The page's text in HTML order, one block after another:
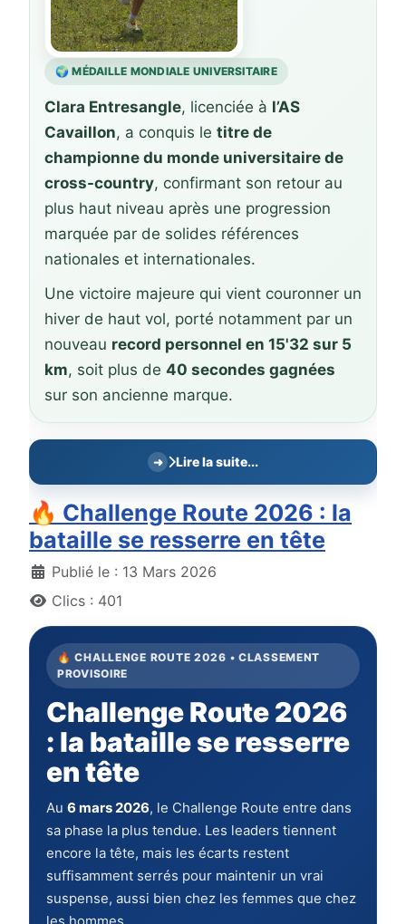
🌍 MÉDAILLE MONDIALE UNIVERSITAIRE
Clara Entresangle, licenciée à l’AS
Cavaillon, a conquis le titre de
championne du monde universitaire de
cross-country, confirmant son retour au
plus haut niveau après une progression
marquée par de solides références
nationales et internationales.
Une victoire majeure qui vient couronner un
hiver de haut vol, porté notamment par un
nouveau record personnel en 15'32 sur 5
km, soit plus de 40 secondes gagnées
sur son ancienne marque.
Lire la suite...
🔥 Challenge Route 2026 : la
bataille se resserre en tête
DétailsPublié le : 13 Mars 2026
Clics : 401
🔥 CHALLENGE ROUTE 2026 • CLASSEMENT
PROVISOIRE
Challenge Route 2026
: la bataille se resserre
en tête
Au 6 mars 2026, le Challenge Route entre dans
sa phase la plus tendue. Les leaders tiennent
encore la tête, mais les écarts restent
suffisamment serrés pour maintenir un vrai
suspense, aussi bien chez les femmes que chez